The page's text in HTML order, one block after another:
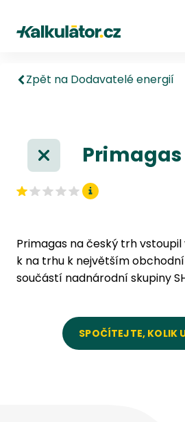
Kalkulátor.cz
Zpět na Dodavatelé energií
Primagas
Primagas na český trh
k na trhu k největším
součástí nadnárodní skupiny
SPOČÍTEJTE, KOLIK